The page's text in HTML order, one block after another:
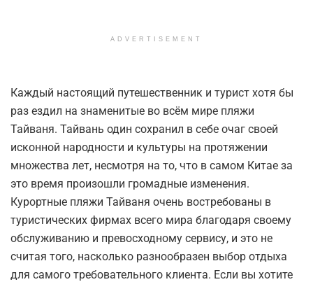
ADVERTISEMENT
Каждый настоящий путешественник и турист хотя бы
раз ездил на знаменитые во всём мире пляжи
Тайваня. Тайвань один сохранил в себе очаг своей
исконной народности и культуры на протяжении
множества лет, несмотря на то, что в самом Китае за
это время произошли громадные изменения.
Курортные пляжи Тайваня очень востребованы в
туристических фирмах всего мира благодаря своему
обслуживанию и превосходному сервису, и это не
считая того, насколько разнообразен выбор отдыха
для самого требовательного клиента. Если вы хотите